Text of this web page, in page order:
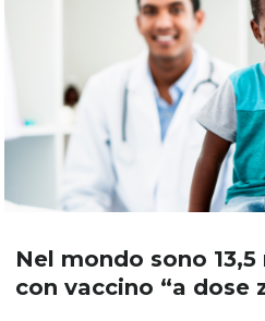
Nel mondo sono
con vaccino “a dose